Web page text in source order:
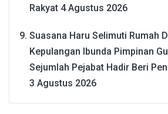
Rakyat 4 Agustus 2026
Suasana Haru Selimuti Rumah
Kepulangan Ibunda Pimpinan
Sejumlah Pejabat Hadir Beri
3 Agustus 2026